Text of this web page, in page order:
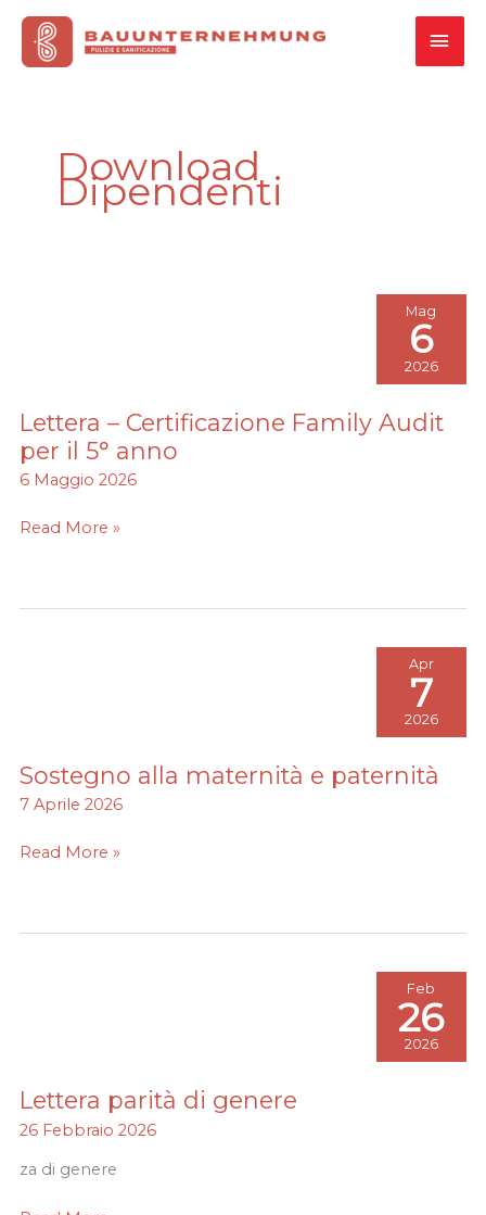
contenuto
Download
Dipendenti
Lettera – Certificazione Family Audit
per il 5° anno
6 Maggio 2026
Lettera
–
Certificazione
Family
Audit
Read More »
Mag
6
2026
Sostegno alla maternità e paternità
7 Aprile 2026
Sostegno
alla
e
Read More »
Apr
7
2026
Lettera parità di genere
26 Febbraio 2026
za di genere
Lettera
parità
genere
Feb
26
2026